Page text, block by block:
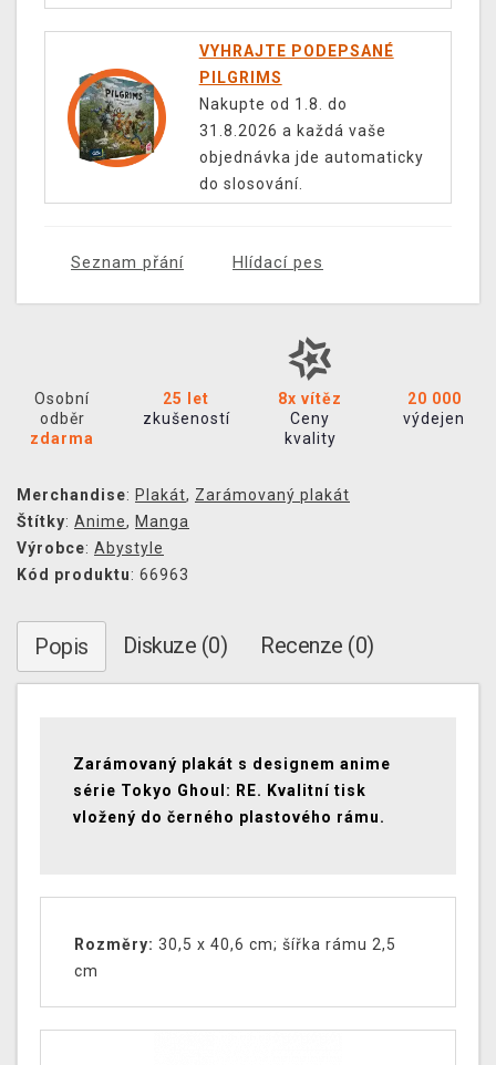
VYHRAJTE PODEPSANÉ
PILGRIMS
Nakupte od 1.8. do
31.8.2026 a každá vaše
objednávka jde automaticky
do slosování.
Seznam přání Hlídací pes
Osobní
odběr
zdarma
25 let
zkušeností
8x vítěz
Ceny
kvality
20 000
výdejen
Merchandise: Plakát, Zarámovaný plakát
Štítky: Anime, Manga
Výrobce: Abystyle
Kód produktu: 66963
Popis Diskuze (0) Recenze (0)
Zarámovaný plakát s designem anime
série Tokyo Ghoul: RE. Kvalitní tisk
vložený do černého plastového rámu.
Rozměry: 30,5 x 40,6 cm; šířka rámu 2,5
cm